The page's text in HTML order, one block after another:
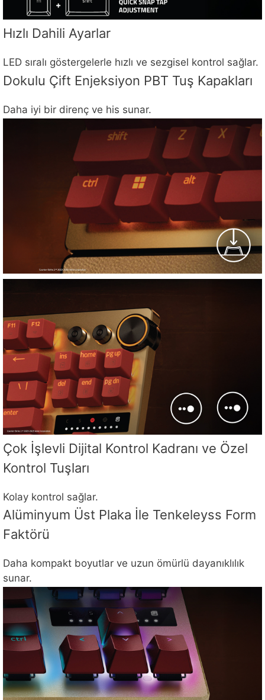
Hızlı Dahili Ayarlar
LED sıralı göstergelerle hızlı ve sezgisel kontrol sağlar.
Dokulu Çift Enjeksiyon PBT Tuş Kapakları
Daha iyi bir direnç ve his sunar.
Çok İşlevli Dijital Kontrol Kadranı ve Özel
Kontrol Tuşları
Kolay kontrol sağlar.
Alüminyum Üst Plaka İle Tenkeleyss Form
Faktörü
Daha kompakt boyutlar ve uzun ömürlü dayanıklılık
sunar.